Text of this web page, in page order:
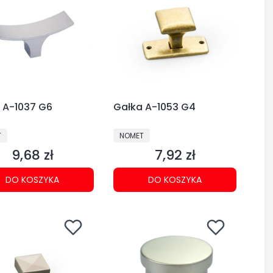
A-1037 G6
Cena
9,68 zł
DO KOSZYKA
Gałka A-1053 G4
PRODUCENT
NOMET
Cena
7,92 zł
DO KOSZYKA